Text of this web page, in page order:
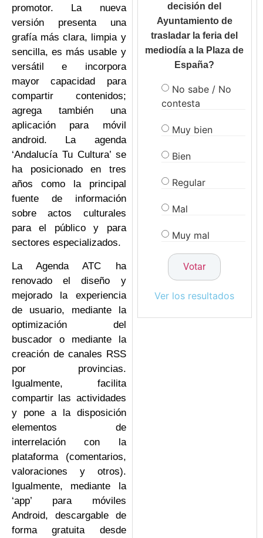
promotor. La nueva
versión presenta una
grafía más clara, limpia y
sencilla, es más usable y
versátil e incorpora
mayor capacidad para
compartir contenidos;
agrega también una
aplicación para móvil
android. La agenda
‘Andalucía Tu Cultura’ se
ha posicionado en tres
años como la principal
fuente de información
sobre actos culturales
para el público y para
sectores especializados.
La Agenda ATC ha
renovado el diseño y
mejorado la experiencia
de usuario, mediante la
optimización del
buscador o mediante la
creación de canales RSS
por provincias.
Igualmente, facilita
compartir las actividades
y pone a la disposición
elementos de
interrelación con la
plataforma (comentarios,
valoraciones y otros).
Igualmente, mediante la
‘app’ para móviles
Android, descargable de
forma gratuita desde
decisión del
Ayuntamiento de
trasladar la feria del
mediodía a la Plaza de
España?
No sabe / No
contesta
Muy bien
Bien
Regular
Mal
Muy mal
Ver los resultados